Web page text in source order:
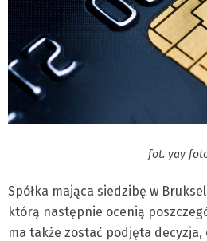
fot. yay
Spółka mająca siedzibę w
którą następnie ocenią
ma także zostać podjęta